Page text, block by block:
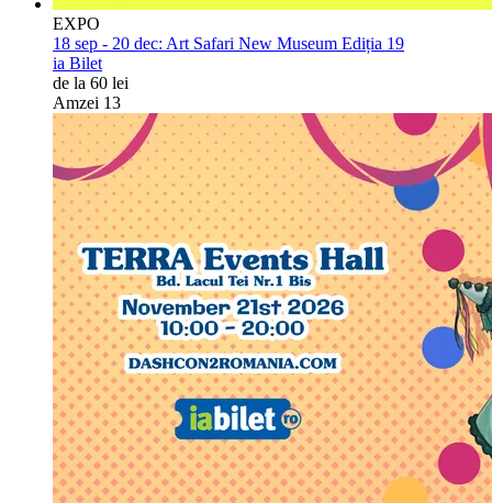
EXPO
18 sep - 20 dec: Art Safari New Museum Ediția 19
ia Bilet
de la 60 lei
Amzei 13